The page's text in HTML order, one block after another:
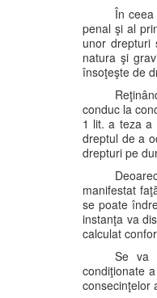
În ceea
penal şi al
unor drepturi
natura şi
însoţeşte de
conduc la
1 lit. a teza a
dreptul de a
drepturi pe
manifestat
se poate
instanţa va
calculat
Se va
condiţionate
consecinţelor